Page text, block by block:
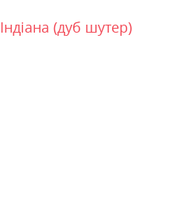
Індіана (дуб шутер)